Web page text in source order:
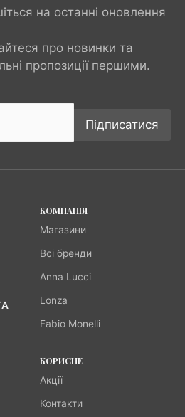
на останні оновлення
про новинки та
пропозиції першими.
Підписатися
КОМПАНІЯ
Магазини
Всі бренди
Anna Lucci
Lonza
Fabio Monelli
КОРИСНЕ
Акції
Контакти